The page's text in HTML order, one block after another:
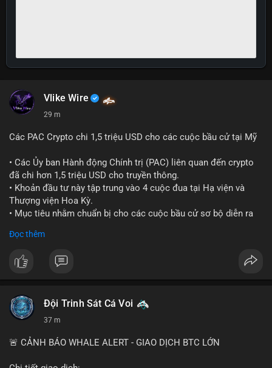
Vlike Wire
29 m
Các PAC Crypto chi 1,5 triệu USD cho các cuộc bầu cử tại Mỹ
• Các Ủy ban Hành động Chính trị (PAC) liên quan đến crypto
đã chi hơn 1,5 triệu USD cho truyền thông.
• Khoản đầu tư này tập trung vào 4 cuộc đua tại Hạ viện và
Thượng viện Hoa Kỳ.
• Mục tiêu nhằm chuẩn bị cho các cuộc bầu cử sơ bộ diễn ra
$btc $eth
#vlikevn #titanbot
Đọc thêm
Đội Trinh Sát Cá Voi
37 m
🚨 CẢNH BÁO WHALE ALERT - GIAO DỊCH BTC LỚN